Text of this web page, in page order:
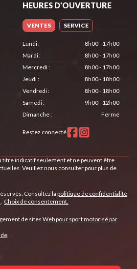
HEURES D'OUVERTURE
VENTES SERVICE
Lundi:
8h00 - 17h00
Mardi:
8h00 - 17h00
Mercredi:
8h00 - 17h00
Jeudi:
8h00 - 18h00
Vendredi:
8h00 - 18h00
Samedi:
9h00 - 12h00
Dimanche: Fermé
Restez connecté
titre indicatif seulement et ne peuvent être
Veuillez nous consulter pour plus de
Consultez la politique de confidentialité
. Choix de consentement.
de sites Web pour sport motorisé par
.